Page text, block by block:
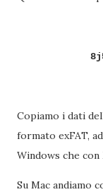
Copiamo i dati
formato exFAT,
Windows che con
Su Mac andiamo